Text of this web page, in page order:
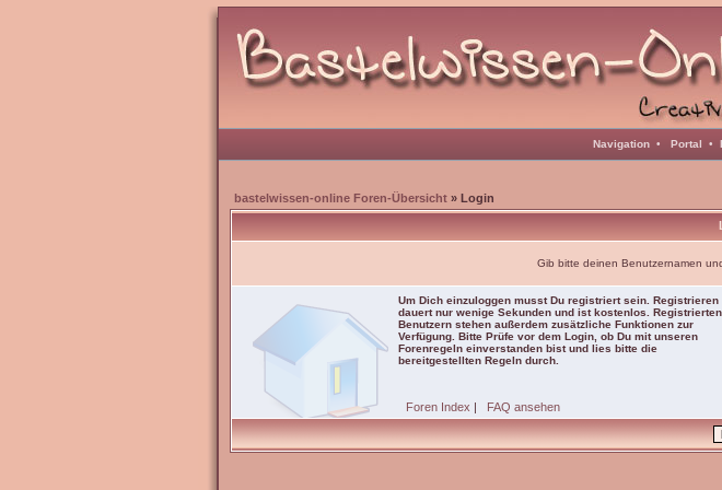
Navigation • Portal •
bastelwissen-online Foren-Übersicht » Login
Gib bitte deinen Benutzernamen
Um Dich einzuloggen musst Du registriert sein. Registrieren
dauert nur wenige Sekunden und ist kostenlos. Registrierten
Benutzern stehen außerdem zusätzliche Funktionen zur
Verfügung. Bitte Prüfe vor dem Login, ob Du mit unseren
Forenregeln einverstanden bist und lies bitte die
bereitgestellten Regeln durch.
Foren Index | FAQ ansehen